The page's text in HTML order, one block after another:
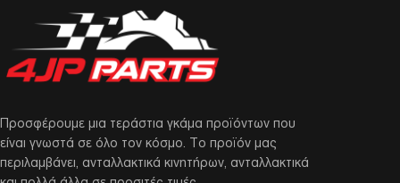
Προσφέρουμε μια τεράστια γκάμα προϊόντων που
είναι γνωστά σε όλο τον κόσμο. Το προϊόν μας
περιλαμβάνει, ανταλλακτικά κινητήρων, ανταλλακτικά